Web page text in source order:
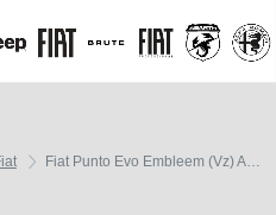
Fiat Punto Evo Embleem (Vz) Abarth